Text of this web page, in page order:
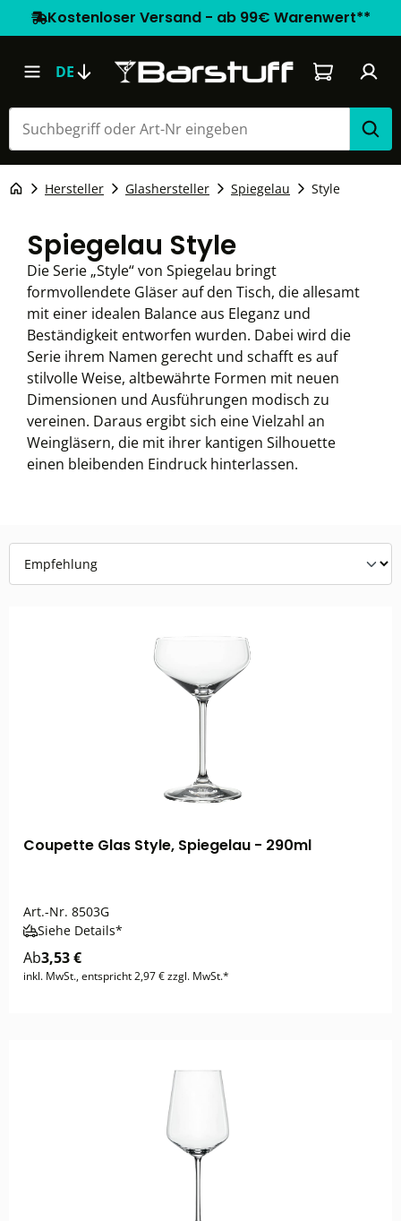
Kostenloser Versand - ab 99€ Warenwert**
DE Warenkorb
Hersteller Glashersteller Spiegelau Style
Spiegelau Style
Die Serie „Style“ von Spiegelau bringt
formvollendete Gläser auf den Tisch, die allesamt
mit einer idealen Balance aus Eleganz und
Beständigkeit entworfen wurden. Dabei wird die
Serie ihrem Namen gerecht und schafft es auf
stilvolle Weise, altbewährte Formen mit neuen
Dimensionen und Ausführungen modisch zu
vereinen. Daraus ergibt sich eine Vielzahl an
Weingläsern, die mit ihrer kantigen Silhouette
einen bleibenden Eindruck hinterlassen.
Coupette Glas Style, Spiegelau - 290ml
Art.-Nr. 8503G
Siehe Details*
Ab3,53 €
inkl. MwSt., entspricht 2,97 € zzgl. MwSt.*